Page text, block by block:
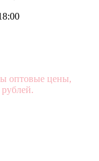
оптовые цены,